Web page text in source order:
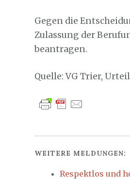
Gegen die
Zulassung der
beantragen.
Quelle: VG Trier,
WEITERE MELDUNGEN:
Respektlos und